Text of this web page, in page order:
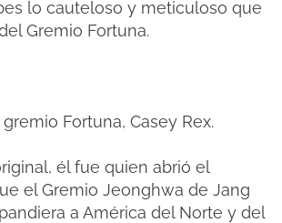
lo cauteloso y meticuloso que
Gremio Fortuna.
Fortuna, Casey Rex.
él fue quien abrió el
el Gremio Jeonghwa de Jang
a América del Norte y del